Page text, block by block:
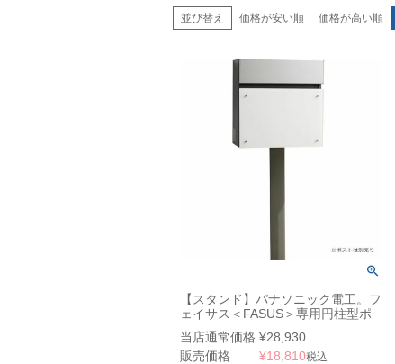
並び替え 価格が安い順 価格が高い順
【スタンド】パナソニック電工。フ
ェイサス＜FASUS＞専用円柱型ポ
ール
当店通常価格 ¥28,930
販売価格
¥18,810税込